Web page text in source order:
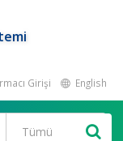
Girişi English